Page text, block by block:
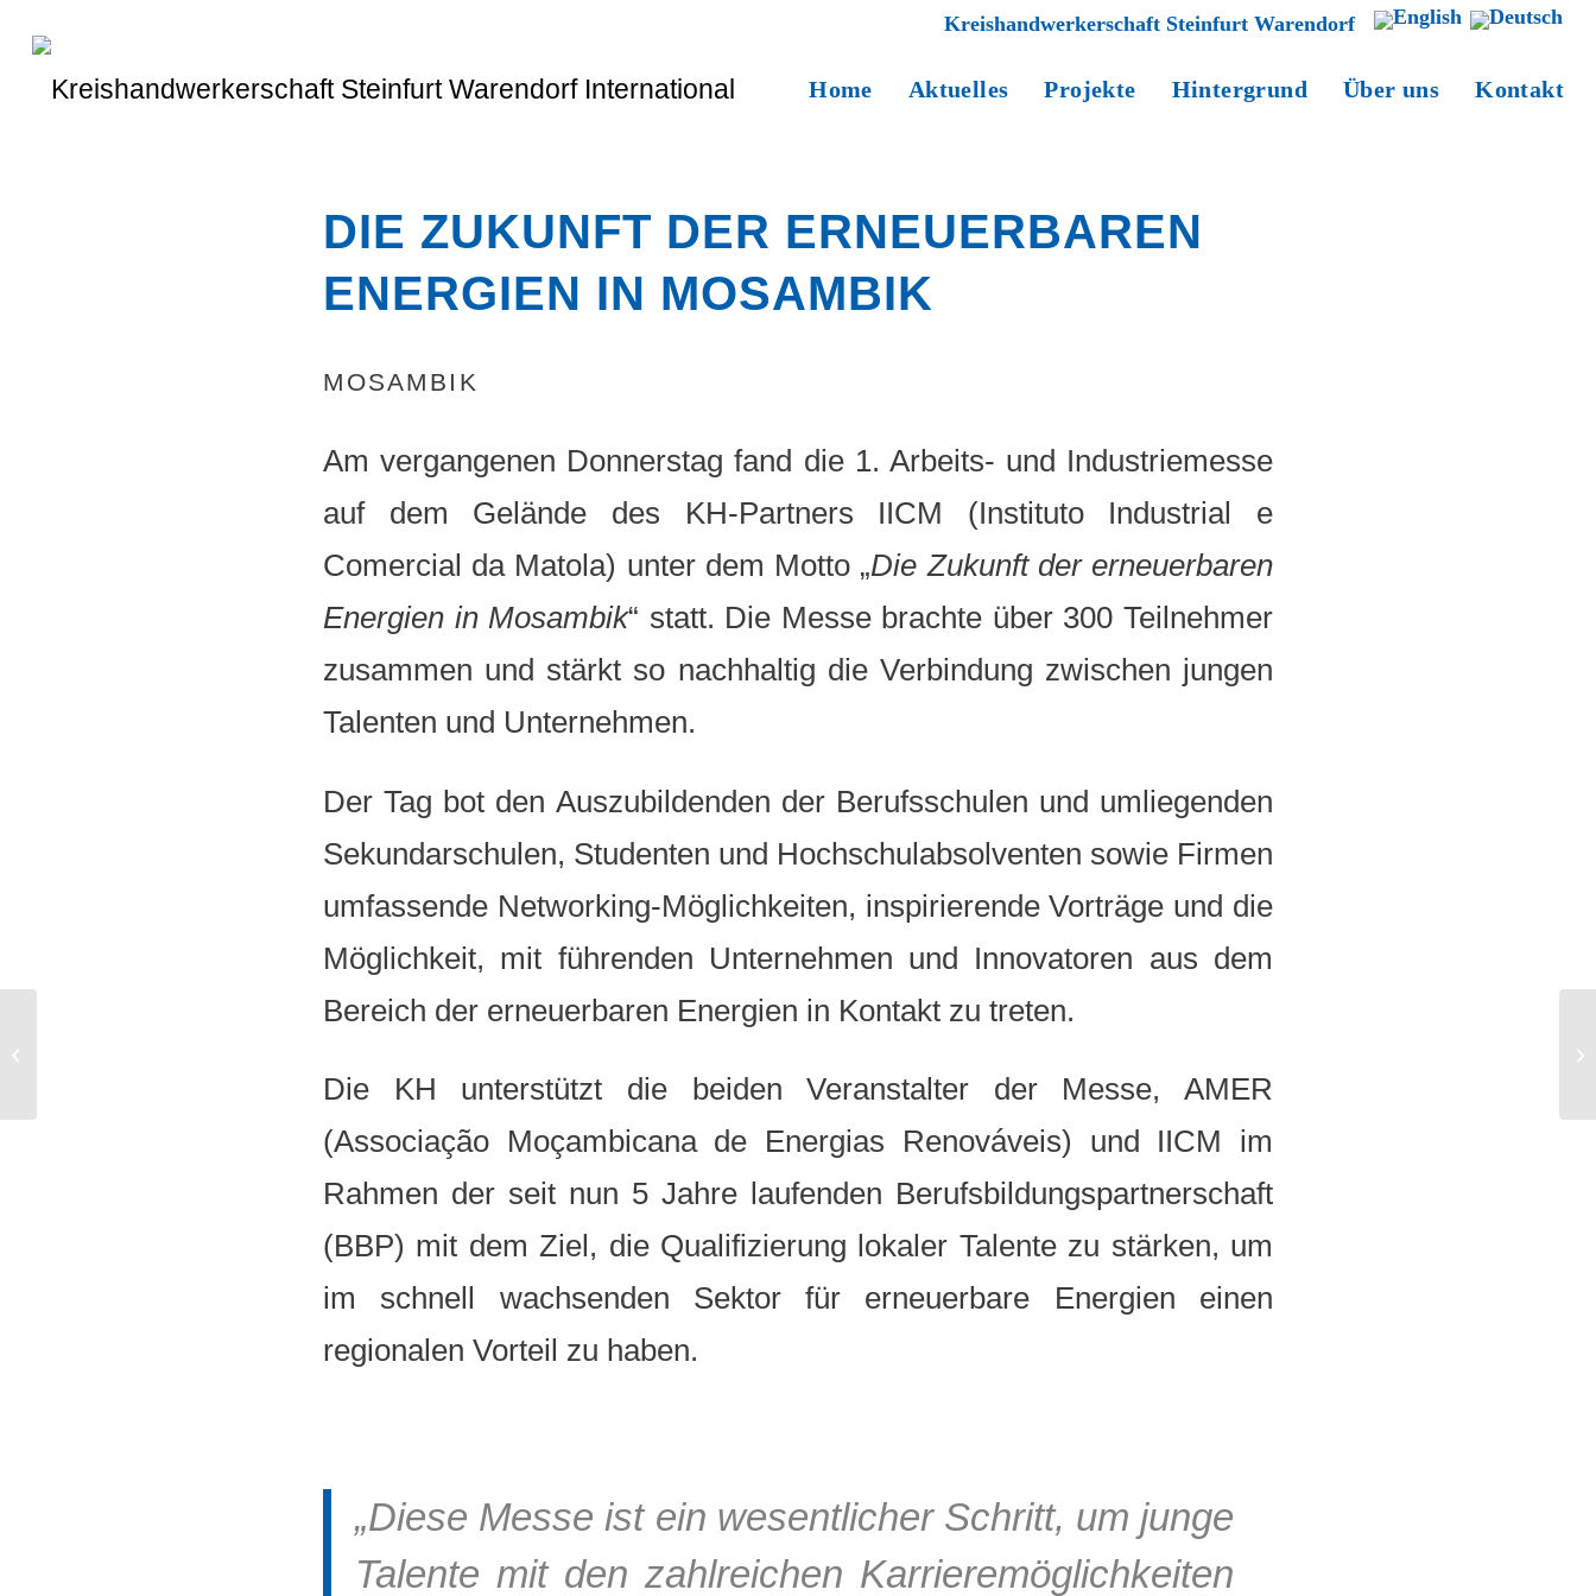
Kreishandwerkerschaft Steinfurt Warendorf
Home Aktuelles Projekte Hintergrund Über uns Kontakt
DIE ZUKUNFT DER ERNEUERBAREN
ENERGIEN IN MOSAMBIK
MOSAMBIK
Am vergangenen Donnerstag fand die 1. Arbeits- und Industriemesse
auf dem Gelände des KH-Partners IICM (Instituto Industrial e
Comercial da Matola) unter dem Motto „Die Zukunft der erneuerbaren
Energien in Mosambik“ statt. Die Messe brachte über 300 Teilnehmer
zusammen und stärkt so nachhaltig die Verbindung zwischen jungen
Talenten und Unternehmen.
Der Tag bot den Auszubildenden der Berufsschulen und umliegenden
Sekundarschulen, Studenten und Hochschulabsolventen sowie Firmen
umfassende Networking-Möglichkeiten, inspirierende Vorträge und die
Möglichkeit, mit führenden Unternehmen und Innovatoren aus dem
Bereich der erneuerbaren Energien in Kontakt zu treten.
Die KH unterstützt die beiden Veranstalter der Messe, AMER
(Associação Moçambicana de Energias Renováveis) und IICM im
Rahmen der seit nun 5 Jahre laufenden Berufsbildungspartnerschaft
(BBP) mit dem Ziel, die Qualifizierung lokaler Talente zu stärken, um
im schnell wachsenden Sektor für erneuerbare Energien einen
regionalen Vorteil zu haben.
„Diese Messe ist ein wesentlicher Schritt, um junge
Talente mit den zahlreichen Karrieremöglichkeiten